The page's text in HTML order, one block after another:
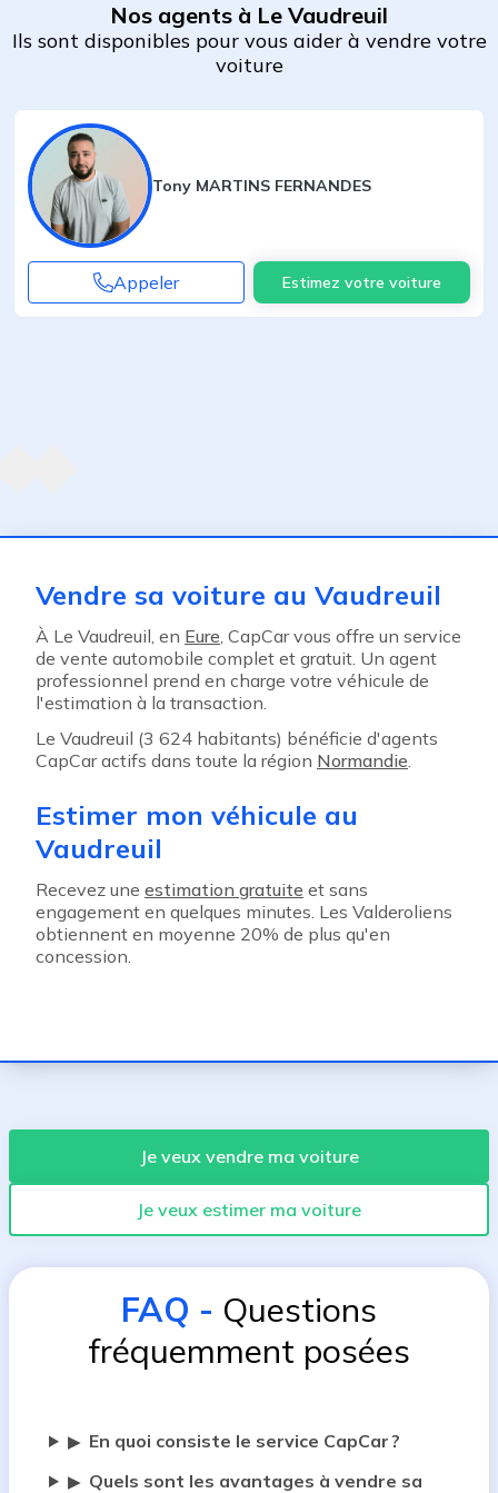
Nos agents à Le Vaudreuil
Ils sont disponibles pour vous aider à vendre votre
voiture
Tony MARTINS FERNANDES
Appeler Estimez votre voiture
Vendre sa voiture au Vaudreuil
À Le Vaudreuil, en Eure, CapCar vous offre un service
de vente automobile complet et gratuit. Un agent
professionnel prend en charge votre véhicule de
l'estimation à la transaction.
Le Vaudreuil (3 624 habitants) bénéficie d'agents
CapCar actifs dans toute la région Normandie.
Estimer mon véhicule au
Vaudreuil
Recevez une estimation gratuite et sans
engagement en quelques minutes. Les Valderoliens
obtiennent en moyenne 20% de plus qu'en
concession.
Je veux vendre ma voiture
Je veux estimer ma voiture
FAQ - Questions
fréquemment posées
▶ En quoi consiste le service CapCar ?
▶ Quels sont les avantages à vendre sa